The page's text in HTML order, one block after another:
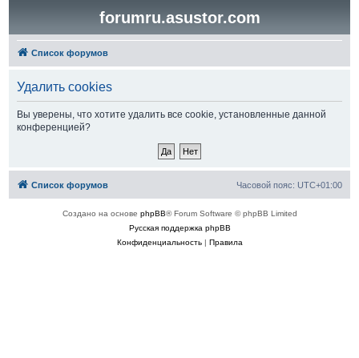
forumru.asustor.com
Список форумов
Удалить cookies
Вы уверены, что хотите удалить все cookie, установленные данной
конференцией?
Список форумов Часовой пояс: UTC+01:00
Создано на основе phpBB® Forum Software © phpBB Limited
Русская поддержка phpBB
Конфиденциальность| Правила